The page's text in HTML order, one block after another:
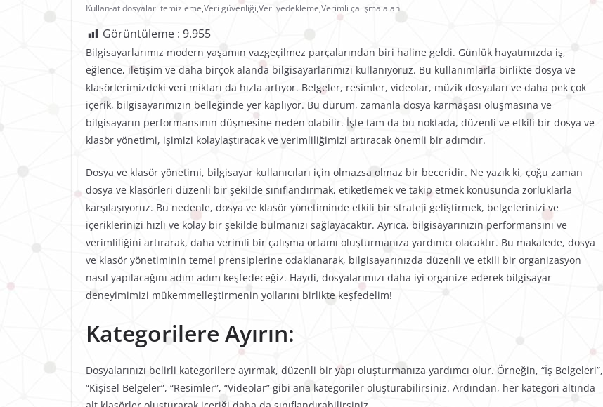
Kullan-at dosyaları temizleme,Veri güvenliği,Veri yedekleme,Verimli çalışma alanı
Görüntüleme : 9.955
Bilgisayarlarımız modern yaşamın vazgeçilmez parçalarından biri haline geldi. Günlük hayatımızda iş,
eğlence, iletişim ve daha birçok alanda bilgisayarlarımızı kullanıyoruz. Bu kullanımlarla birlikte dosya ve
klasörlerimizdeki veri miktarı da hızla artıyor. Belgeler, resimler, videolar, müzik dosyaları ve daha pek çok
içerik, bilgisayarımızın belleğinde yer kaplıyor. Bu durum, zamanla dosya karmaşası oluşmasına ve
bilgisayarın performansının düşmesine neden olabilir. İşte tam da bu noktada, düzenli ve etkili bir dosya ve
klasör yönetimi, işimizi kolaylaştıracak ve verimliliğimizi artıracak önemli bir adımdır.
Dosya ve klasör yönetimi, bilgisayar kullanıcıları için olmazsa olmaz bir beceridir. Ne yazık ki, çoğu zaman
dosya ve klasörleri düzenli bir şekilde sınıflandırmak, etiketlemek ve takip etmek konusunda zorluklarla
karşılaşıyoruz. Bu nedenle, dosya ve klasör yönetiminde etkili bir strateji geliştirmek, belgelerinizi ve
içeriklerinizi hızlı ve kolay bir şekilde bulmanızı sağlayacaktır. Ayrıca, bilgisayarınızın performansını ve
verimliliğini artırarak, daha verimli bir çalışma ortamı oluşturmanıza yardımcı olacaktır. Bu makalede, dosya
ve klasör yönetiminin temel prensiplerine odaklanarak, bilgisayarınızda düzenli ve etkili bir organizasyon
nasıl yapılacağını adım adım keşfedeceğiz. Haydi, dosyalarımızı daha iyi organize ederek bilgisayar
deneyimimizi mükemmelleştirmenin yollarını birlikte keşfedelim!
Kategorilere Ayırın:
Dosyalarınızı belirli kategorilere ayırmak, düzenli bir yapı oluşturmanıza yardımcı olur. Örneğin, “İş Belgeleri”,
“Kişisel Belgeler”, “Resimler”, “Videolar” gibi ana kategoriler oluşturabilirsiniz. Ardından, her kategori altında